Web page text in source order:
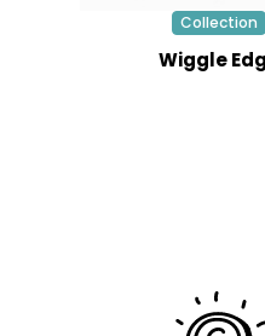
Collection
Wiggle